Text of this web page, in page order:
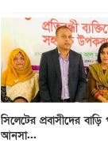
সিলেটের প্রবাসীদের বাড়ি
আনসা...